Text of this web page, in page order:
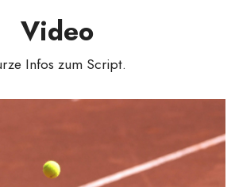
Video
Infos zum Script.